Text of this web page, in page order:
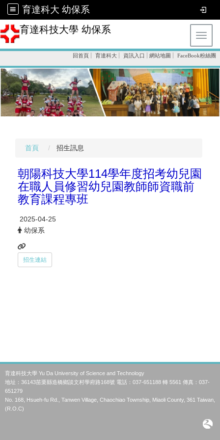
育達科大 幼保系
育達科技大學 幼保系
回首頁 育達科大 資訊入口 網站地圖 FaceBook粉絲團
首頁 招生訊息
朝陽科技大學114學年度招考幼兒園
在職人員修習幼兒園教師師資職前
教育課程專班
2025-04-25
幼保系
招生連結
育達科技大學 Yu Da University of Science and Technology
地址：36143苗栗縣造橋鄉談文村學府路168號 電話：037-651188 轉 5561 傳真：037-
651279
No. 168, Hsueh-fu Rd., Tanwen Village, Chaochiao Township, Miaoli County, 361 Taiwan,
(R.O.C)